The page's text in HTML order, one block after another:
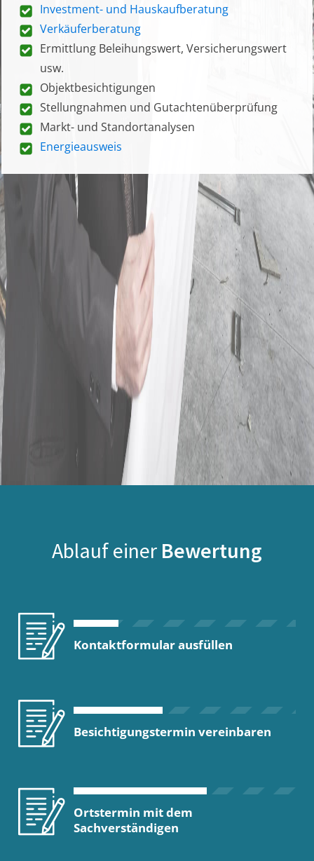
Investment- und Hauskaufberatung
Verkäuferberatung
Ermittlung Beleihungswert, Versicherungswert
usw.
Objektbesichtigungen
Stellungnahmen und Gutachtenüberprüfung
Markt- und Standortanalysen
Energieausweis
Ablauf einer Bewertung
Kontaktformular ausfüllen
Besichtigungstermin vereinbaren
Ortstermin mit dem
Sachverständigen